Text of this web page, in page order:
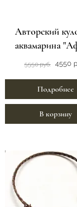
Авторский
аквамарина
5550 руб. 4550
Подробнее
В корзину